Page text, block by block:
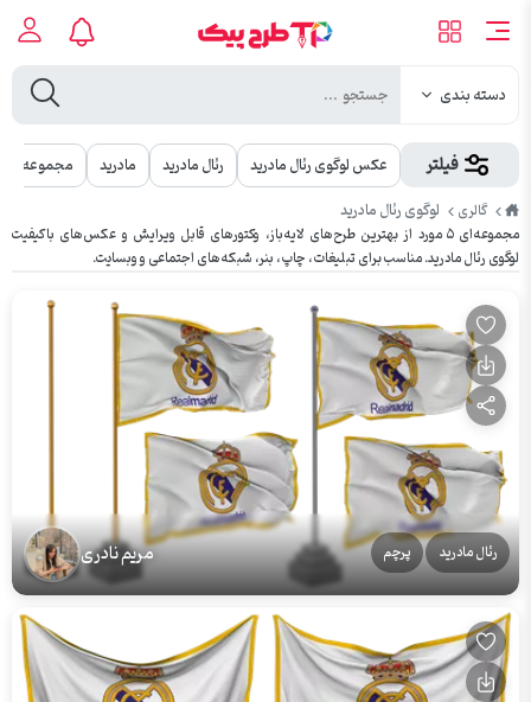
دسته بندی
فیلتر عکس لوگوی رئال مادرید رئال مادرید مادرید
مجموعه
طرح
پیک
گالری لوگوی رئال مادرید
مجموعه‌ای ۵ مورد از بهترین طرح‌های لایه‌باز، وکتورهای قابل ویرایش و عکس‌های باکیفیت
لوگوی رئال مادرید. مناسب برای تبلیغات، چاپ، بنر، شبکه‌های اجتماعی و وبسایت.
رئال مادرید پرچم مریم نادری